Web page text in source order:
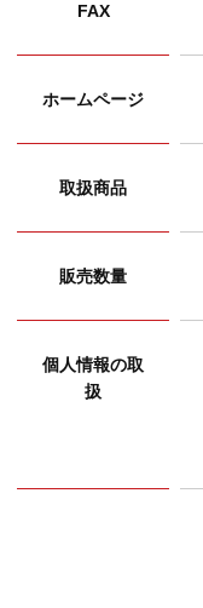
FAX
ホームページ
取扱商品
販売数量
個人情報の取
扱